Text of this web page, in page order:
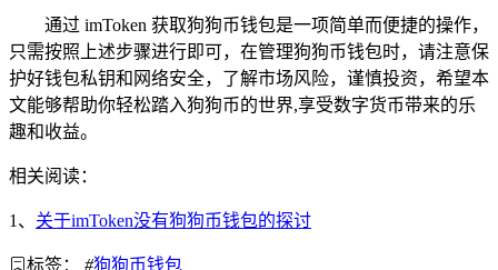
通过 imToken 获取狗狗币钱包是一项简单而便捷的操作，
只需按照上述步骤进行即可，在管理狗狗币钱包时，请注意保
护好钱包私钥和网络安全，了解市场风险，谨慎投资，希望本
文能够帮助你轻松踏入狗狗币的世界,享受数字货币带来的乐
趣和收益。
相关阅读：
1、 关于imToken没有狗狗币钱包的探讨
标签： #狗狗币钱包